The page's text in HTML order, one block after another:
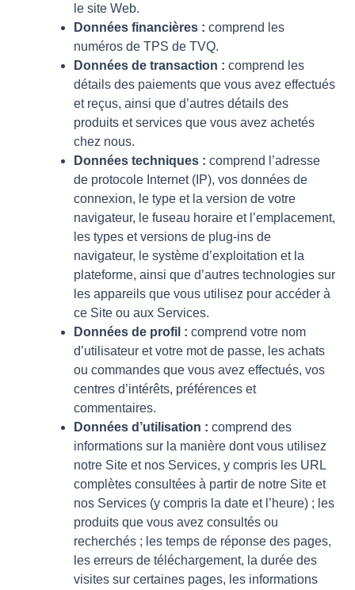
le site Web.
Données financières : comprend les
numéros de TPS de TVQ.
Données de transaction : comprend les
détails des paiements que vous avez effectués
et reçus, ainsi que d’autres détails des
produits et services que vous avez achetés
chez nous.
Données techniques : comprend l’adresse
de protocole Internet (IP), vos données de
connexion, le type et la version de votre
navigateur, le fuseau horaire et l’emplacement,
les types et versions de plug-ins de
navigateur, le système d’exploitation et la
plateforme, ainsi que d’autres technologies sur
les appareils que vous utilisez pour accéder à
ce Site ou aux Services.
Données de profil : comprend votre nom
d’utilisateur et votre mot de passe, les achats
ou commandes que vous avez effectués, vos
centres d’intérêts, préférences et
commentaires.
Données d’utilisation : comprend des
informations sur la manière dont vous utilisez
notre Site et nos Services, y compris les URL
complètes consultées à partir de notre Site et
nos Services (y compris la date et l’heure) ; les
produits que vous avez consultés ou
recherchés ; les temps de réponse des pages,
les erreurs de téléchargement, la durée des
visites sur certaines pages, les informations